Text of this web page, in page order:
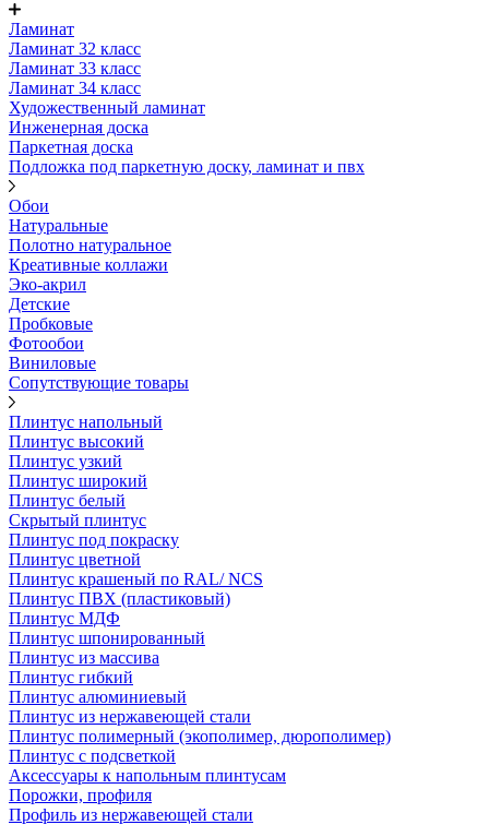
Ламинат
Ламинат 32 класс
Ламинат 33 класс
Ламинат 34 класс
Художественный ламинат
Инженерная доска
Паркетная доска
Подложка под паркетную доску, ламинат и пвх
Обои
Натуральные
Полотно натуральное
Креативные коллажи
Эко-акрил
Детские
Пробковые
Фотообои
Виниловые
Сопутствующие товары
Плинтус напольный
Плинтус высокий
Плинтус узкий
Плинтус широкий
Плинтус белый
Скрытый плинтус
Плинтус под покраску
Плинтус цветной
Плинтус крашеный по RAL/ NCS
Плинтус ПВХ (пластиковый)
Плинтус МДФ
Плинтус шпонированный
Плинтус из массива
Плинтус гибкий
Плинтус алюминиевый
Плинтус из нержавеющей стали
Плинтус полимерный (экополимер, дюрополимер)
Плинтус с подсветкой
Аксессуары к напольным плинтусам
Порожки, профиля
Профиль из нержавеющей стали